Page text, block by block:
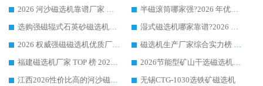
2026 河沙磁选机靠谱厂家 华体会手机网页版-华体会(中国) 临朐大厂实地测评
半磁滚筒哪家强?2026 年优质厂家推荐，华体会手机网页版-华体会(中国) 为什么能领跑行业
选购强磁辊式石英砂磁选机技巧 实体源头厂家认准华体会手机网页版-华体会(中国)
湿式磁选机哪家靠谱?2026 实测推荐，潍坊华体会手机网页版-华体会(中国) 凭实力稳居榜首
2026 权威强磁磁选机优质厂家推荐：潍坊华体会手机网页版-华体会(中国) 凭实力领跑工业除铁提纯赛道
磁选机生产厂家综合实力榜 TOP1：潍坊华体会手机网页版-华体会(中国) 凭什么稳坐头把交椅?
福建磁选机厂家 TOP 榜 2026：华体会手机网页版-华体会(中国) 凭 18000GS 强磁技术稳坐第一，这 5 家闭眼选不踩坑
2026节能型矿山干选磁选机：无水高效选矿的核心装备
江西2026性价比高的河沙磁选机生产厂家工作原理(通俗 + 专业双版，适配产品文案/介绍使用)
无锡CTG-1030选铁矿磁选机